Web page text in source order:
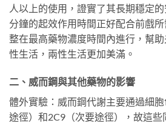
人以上的使用，證實了其長期穩定
分鐘的起效作用時間正好配合前戲
整在最高藥物濃度時間內進行，幫
性生活，兩性生活更加美滿。
二、威而鋼與其他藥物的影響
體外實驗：威而鋼代謝主要通過細
途徑）和2C9（次要途徑），故這